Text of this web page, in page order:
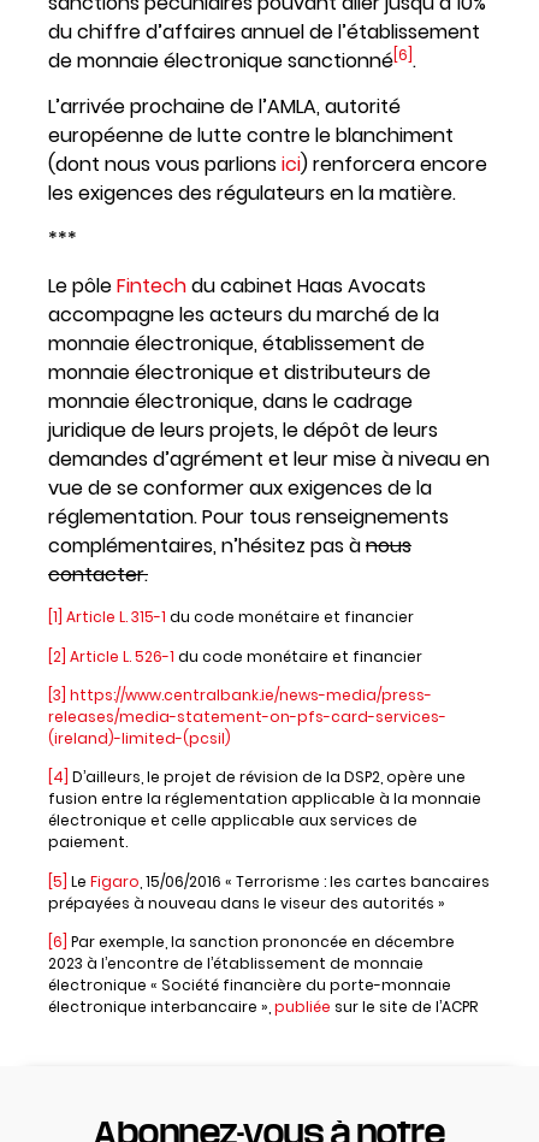
du chiffre d’affaires annuel de l’établissement
de monnaie électronique sanctionné [6] .
L’arrivée prochaine de l’AMLA, autorité
européenne de lutte contre le blanchiment
(dont nous vous parlionsici) renforcera encore
les exigences des régulateurs en la matière.
***
Le pôleFintechdu cabinet Haas Avocats
accompagne les acteurs du marché de la
monnaie électronique, établissement de
monnaie électronique et distributeurs de
monnaie électronique, dans le cadrage
juridique de leurs projets, le dépôt de leurs
demandes d’agrément et leur mise à niveau en
vue de se conformer aux exigences de la
réglementation. Pour tous renseignements
complémentaires, n’hésitez pas ànous
contacter.
[1] Article L. 315-1 du code monétaire et financier
[2] Article L. 526-1 du code monétaire et financier
[3] https://www.centralbank.ie/news-media/press-
releases/media-statement-on-pfs-card-services-
(ireland)-limited-(pcsil)
[4] D’ailleurs, le projet de révision de la DSP2, opère une
fusion entre la réglementation applicable à la monnaie
électronique et celle applicable aux services de
paiement.
[5] Le Figaro , 15/06/2016 « Terrorisme : les cartes bancaires
prépayées à nouveau dans le viseur des autorités »
[6] Par exemple, la sanction prononcée en décembre
2023 à l’encontre de l’établissement de monnaie
électronique « Société financière du porte-monnaie
électronique interbancaire », publiée sur le site de l’ACPR
Abonnez-vous à notre